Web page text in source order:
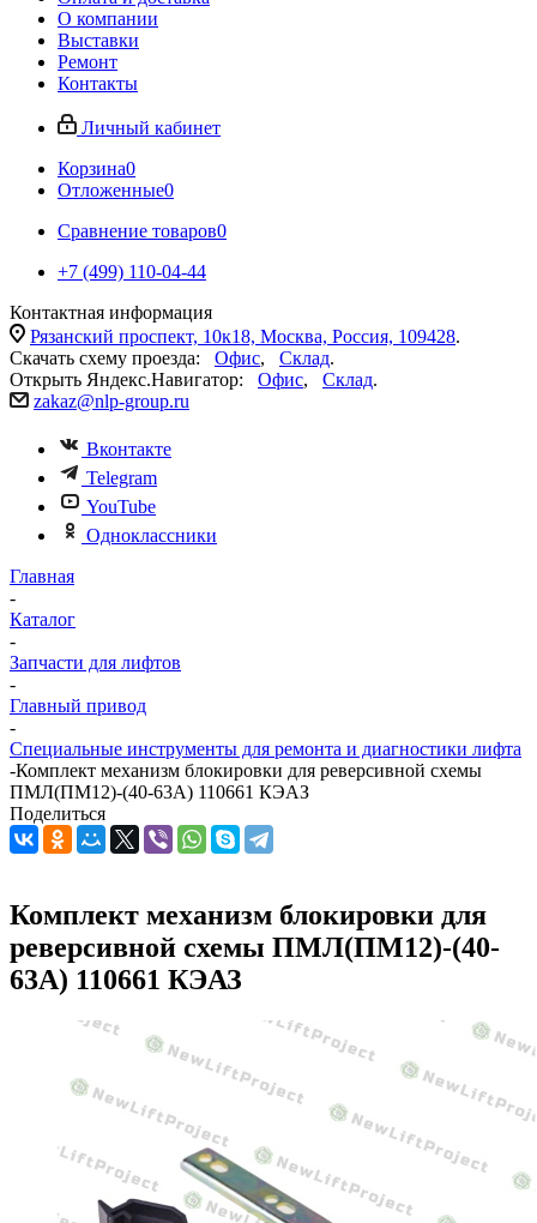
О компании
Выставки
Ремонт
Контакты
Личный кабинет
Корзина0
Отложенные0
Сравнение товаров0
+7 (499) 110-04-44
Контактная информация
Рязанский проспект, 10к18, Москва, Россия, 109428.
Скачать схему проезда: Офис, Склад.
Открыть Яндекс.Навигатор: Офис, Склад.
zakaz@nlp-group.ru
Вконтакте
Telegram
YouTube
Одноклассники
Главная
-
Каталог
-
Запчасти для лифтов
-
Главный привод
-
Специальные инструменты для ремонта и диагностики лифта
-Комплект механизм блокировки для реверсивной схемы
ПМЛ(ПМ12)-(40-63А) 110661 КЭАЗ
Поделиться
Комплект механизм блокировки для
реверсивной схемы ПМЛ(ПМ12)-(40-
63А) 110661 КЭАЗ